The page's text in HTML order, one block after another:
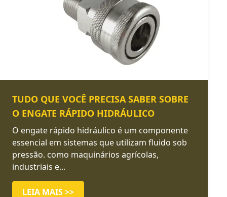
TUDO QUE VOCÊ PRECISA SABER SOBRE
O ENGATE RÁPIDO HIDRÁULICO
O engate rápido hidráulico é um componente
essencial em sistemas que utilizam fluido sob
pressão. como maquinários agrícolas,
industriais e...
LEIA MAIS >>